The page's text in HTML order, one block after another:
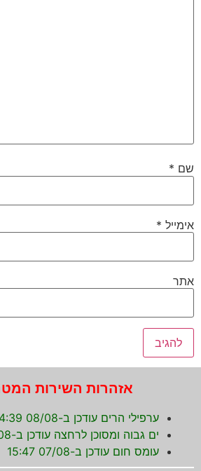
שם *
אימייל *
אתר
אזהרות השירות
ערפילי הרים עודכן ב-08/08 04:39
ים גבוה ומסוכן לרחצה עודכן ב-07/08 19:28
עומס חום עודכן ב-07/08 15:47